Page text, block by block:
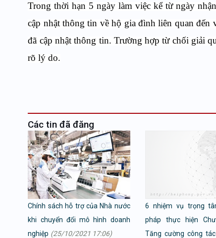
Trong thời hạn 5 ngày làm việc kể từ ngày
cập nhật thông tin về hộ gia đình liên quan đến
đã cập nhật thông tin. Trường hợp từ chối giải
rõ lý do.
Các tin đã đăng
Chính sách hỗ trợ của Nhà nước
khi chuyển đổi mô hình doanh
nghiệp (25/10/2021 17:06)
6 nhiệm vụ trọng
pháp thực hiện
Tăng cường công